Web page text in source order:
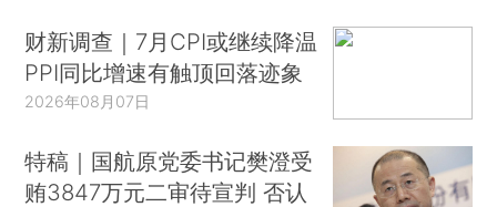
财新调查｜7月CPI或继续降温
PPI同比增速有触顶回落迹象
2026年08月07日
特稿｜国航原党委书记樊澄受
贿3847万元二审待宣判 否认